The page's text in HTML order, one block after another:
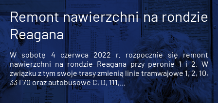
Remont nawierzchni na rondzie
Reagana
W sobotę 4 czerwca 2022 r. rozpocznie się remont
nawierzchni na rondzie Reagana przy peronie 1 i 2. W
związku z tym swoje trasy zmienią linie tramwajowe 1, 2, 10,
33 i 70 oraz autobusowe C, D, 111,...